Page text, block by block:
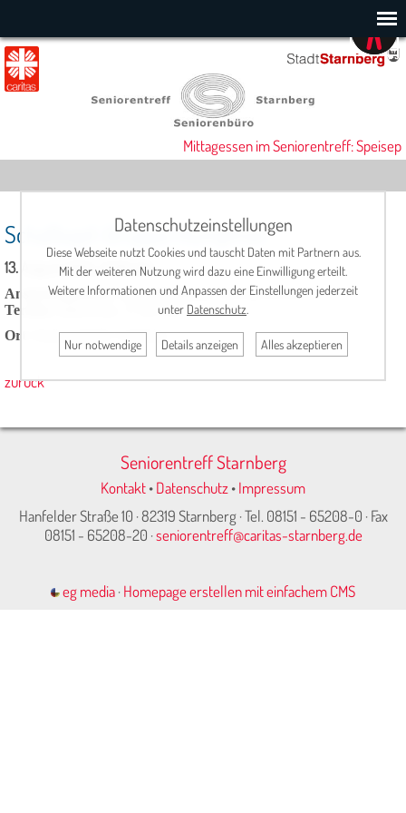
Mittagessen im Seniorentreff:
Schafkopf-Gruppe Hümpfner
13. August 2025, 17:00 Uhr
Ansprechpartner:Hans Hümpfner, Tel: 08151/15392
Termin
: mittwochs, 17.00 Uhr
Ort
: Seniorentreff, Cafeteria
zurück
Seniorentreff Starnberg
Kontakt•Datenschutz•Impressum
Hanfelder Straße 10 · 82319 Starnberg · Tel. 08151 - 65208-0 · Fax
08151 - 65208-20 ·seniorentreff@caritas-starnberg.de
eg media·Homepage erstellen mit einfachem CMS
Datenschutzeinstellungen
Diese Webseite nutzt Cookies und tauscht Daten mit Partnern aus.
Mit der weiteren Nutzung wird dazu eine Einwilligung erteilt.
Weitere Informationen und Anpassen der Einstellungen jederzeit
unter Datenschutz
Nur notwendige Details anzeigen Alles akzeptieren